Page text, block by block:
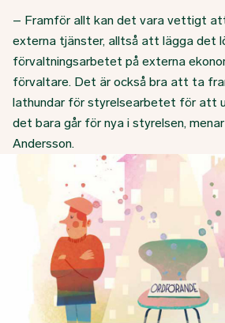
– Framför allt kan det vara vettigt
externa tjänster, alltså att lägga det
förvaltningsarbetet på externa
förvaltare. Det är också bra att ta
lathundar för styrelsearbetet för att
det bara går för nya i styrelsen,
Andersson.